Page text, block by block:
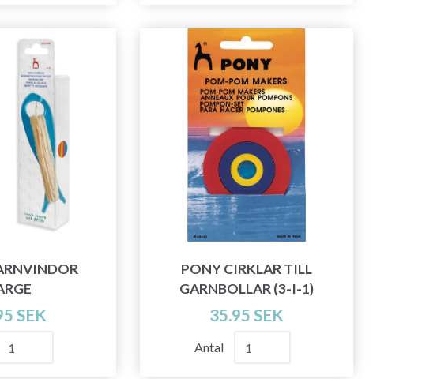
SEK
PONY CIRKLAR TILL
GARNBOLLAR (3-I-1)
35.95 SEK
Antal